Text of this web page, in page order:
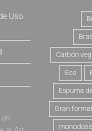
Uso
Carbón
Eco
Espuma
Gran